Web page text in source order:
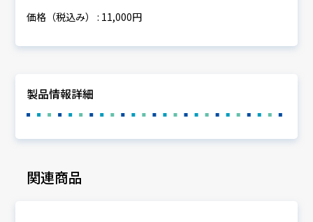
価格（税込み） : 11,000円
製品情報詳細
関連商品